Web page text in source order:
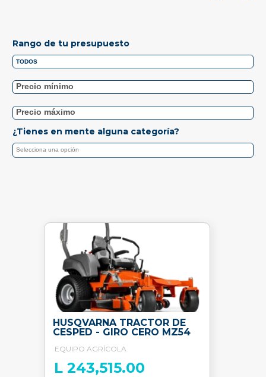
Rango de tu presupuesto
¿Tienes en mente alguna categoría?
HUSQVARNA TRACTOR DE
CESPED - GIRO CERO MZ54
EQUIPO AGRÍCOLA
L 243,515.00